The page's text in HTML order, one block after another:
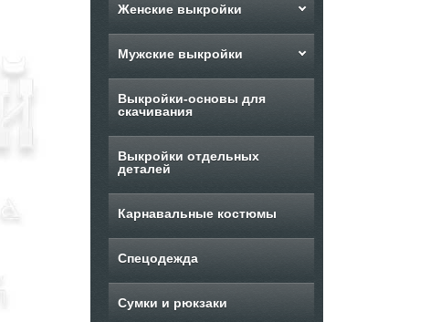
Женские выкройки
Мужские выкройки
Выкройки-основы для
скачивания
Выкройки отдельных
деталей
Карнавальные костюмы
Спецодежда
Сумки и рюкзаки